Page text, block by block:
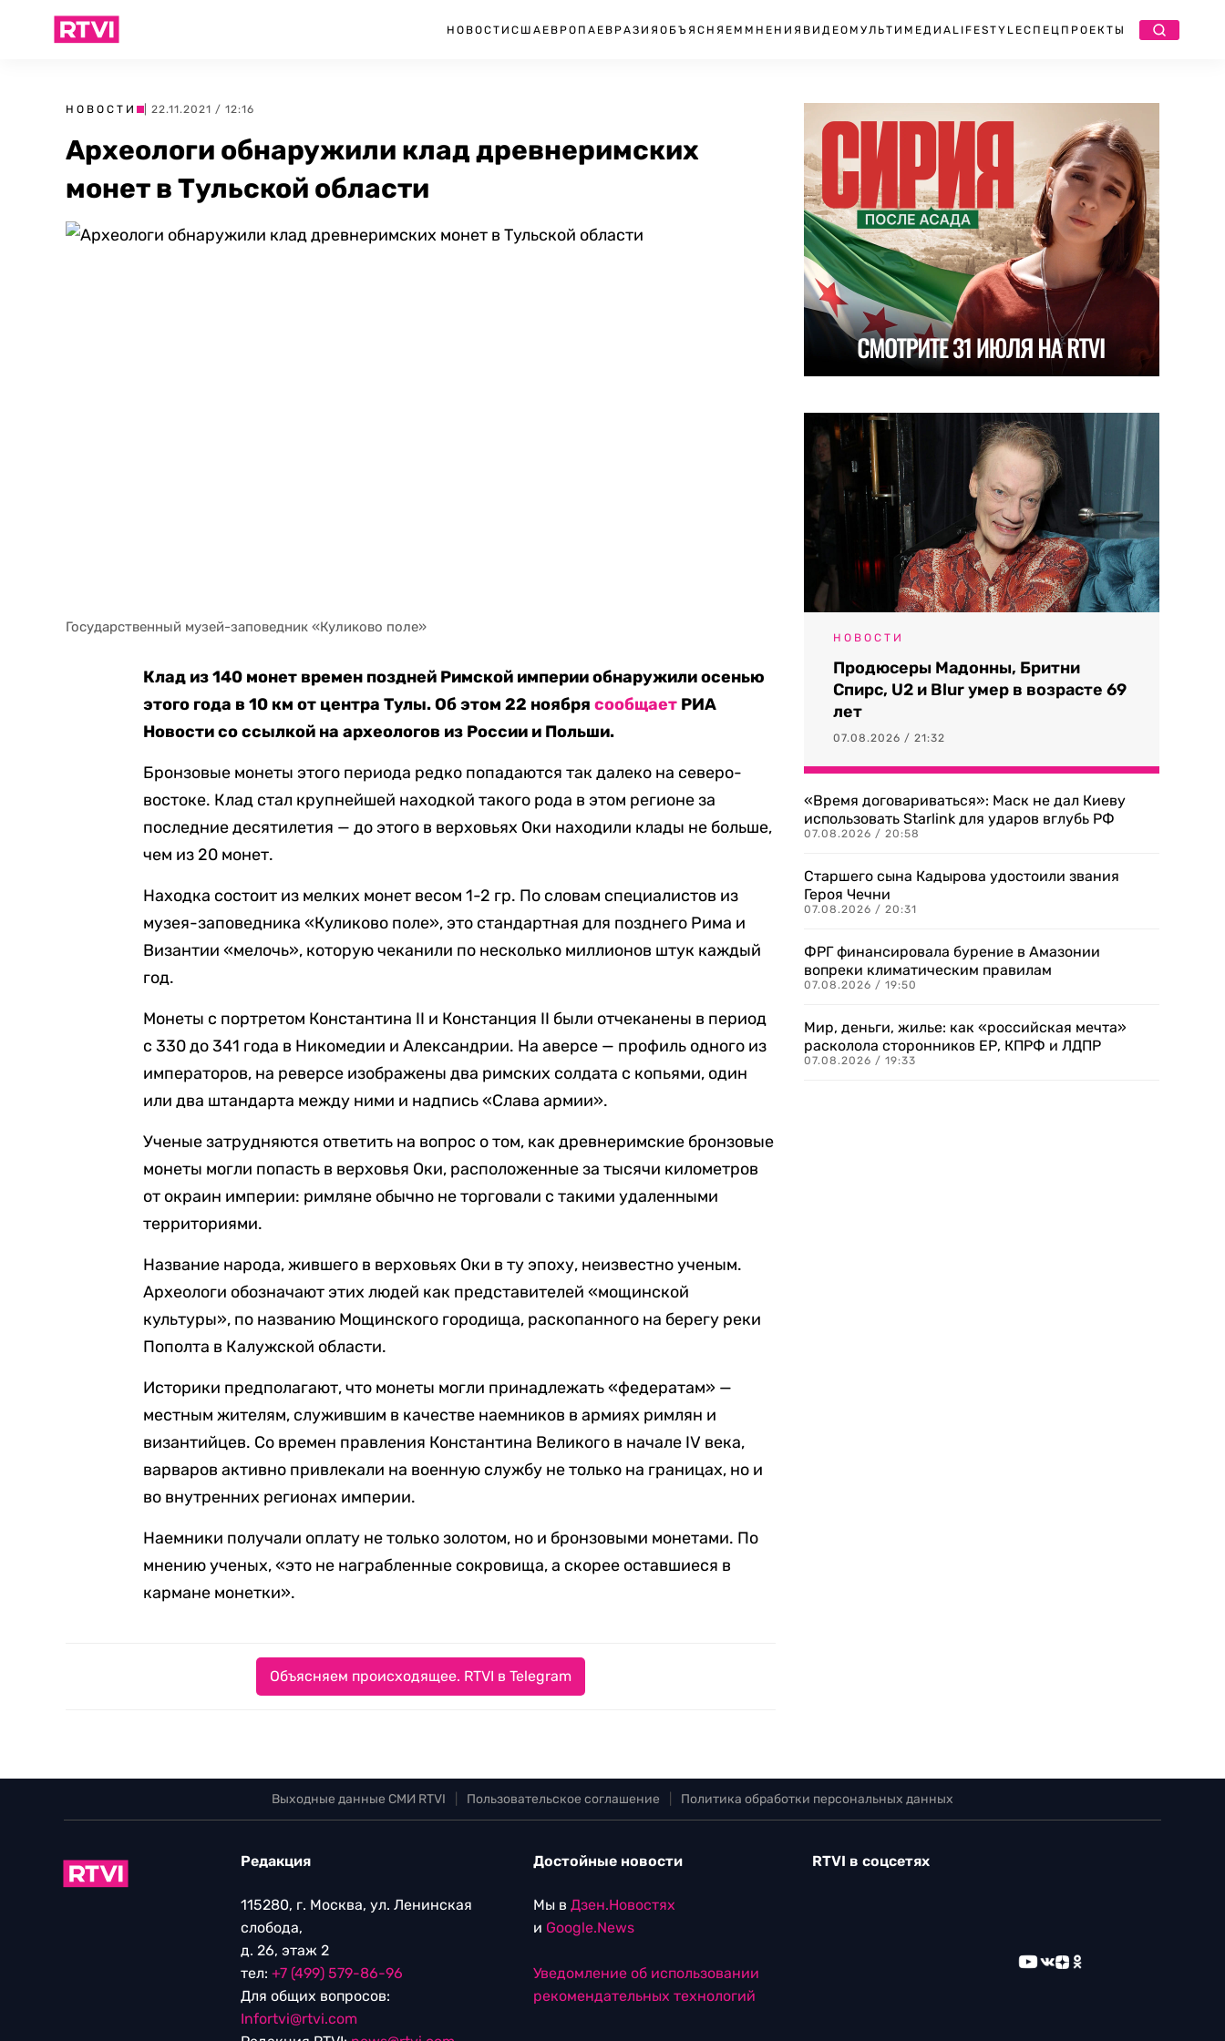
НОВОСТИ США ЕВРОПА ЕВРАЗИЯ ОБЪЯСНЯЕМ МНЕНИЯ ВИДЕО МУЛЬТИМЕДИА LIFESTYLEСПЕЦПРОЕКТЫ
НОВОСТИ | 22.11.2021 / 12:16
Археологи обнаружили клад древнеримских
монет в Тульской области
Государственный музей-заповедник «Куликово поле»
Клад из 140 монет времен поздней Римской империи обнаружили осенью
этого года в 10 км от центра Тулы. Об этом 22 ноябрясообщает РИА
Новости со ссылкой на археологов из России и Польши.
Бронзовые монеты этого периода редко попадаются так далеко на северо-
востоке. Клад стал крупнейшей находкой такого рода в этом регионе за
последние десятилетия — до этого в верховьях Оки находили клады не больше,
чем из 20 монет.
Находка состоит из мелких монет весом 1-2 гр. По словам специалистов из
музея-заповедника «Куликово поле», это стандартная для позднего Рима и
Византии «мелочь», которую чеканили по несколько миллионов штук каждый
год.
Монеты с портретом Константина II и Констанция II были отчеканены в период
с 330 до 341 года в Никомедии и Александрии. На аверсе — профиль одного из
императоров, на реверсе изображены два римских солдата с копьями, один
или два штандарта между ними и надпись «Слава армии».
Ученые затрудняются ответить на вопрос о том, как древнеримские бронзовые
монеты могли попасть в верховья Оки, расположенные за тысячи километров
от окраин империи: римляне обычно не торговали с такими удаленными
территориями.
Название народа, жившего в верховьях Оки в ту эпоху, неизвестно ученым.
Археологи обозначают этих людей как представителей «мощинской
культуры», по названию Мощинского городища, раскопанного на берегу реки
Пополта в Калужской области.
Историки предполагают, что монеты могли принадлежать «федератам» —
местным жителям, служившим в качестве наемников в армиях римлян и
византийцев. Со времен правления Константина Великого в начале IV века,
варваров активно привлекали на военную службу не только на границах, но и
во внутренних регионах империи.
Наемники получали оплату не только золотом, но и бронзовыми монетами. По
мнению ученых, «это не награбленные сокровища, а скорее оставшиеся в
кармане монетки».
Объясняем происходящее. RTVI в Telegram
НОВОСТИ
Продюсеры Мадонны, Бритни
Спирс, U2 и Blur умер в возрасте 69
лет
07.08.2026 / 21:32
«Время договариваться»: Маск не дал Киеву
использовать Starlink для ударов вглубь РФ
07.08.2026 / 20:58
Старшего сына Кадырова удостоили звания
Героя Чечни
07.08.2026 / 20:31
ФРГ финансировала бурение в Амазонии
вопреки климатическим правилам
07.08.2026 / 19:50
Мир, деньги, жилье: как «российская мечта»
расколола сторонников ЕР, КПРФ и ЛДПР
07.08.2026 / 19:33
Выходные данные СМИ RTVI Пользовательское соглашение Политика обработки персональных данных
Редакция
115280, г. Москва, ул. Ленинская
слобода,
д. 26, этаж 2
тел: +7 (499) 579-86-96
Для общих вопросов:
Infortvi@rtvi.com
Достойные новости
Мы в Дзен.Новостях
и Google.News
Уведомление об использовании
рекомендательных технологий
RTVI в соцсетях